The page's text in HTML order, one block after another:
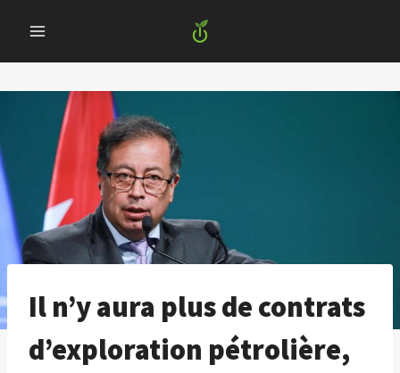
content
Il n’y aura plus de contrats
d’exploration pétrolière,